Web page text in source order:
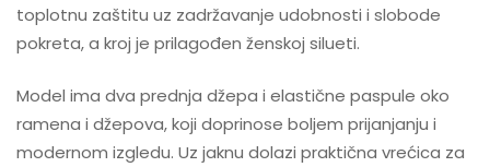
toplotnu zaštitu uz zadržavanje udobnosti i slobode
pokreta, a kroj je prilagođen ženskoj silueti.
Model ima dva prednja džepa i elastične paspule oko
ramena i džepova, koji doprinose boljem prijanjanju i
modernom izgledu. Uz jaknu dolazi praktična vrećica za